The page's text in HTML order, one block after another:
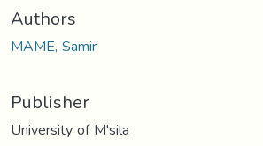
Authors
MAME, Samir
Publisher
University of M'sila